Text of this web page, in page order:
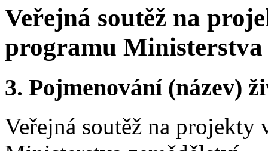
Veřejná soutěž na
programu Ministerstva
3. Pojmenování (název)
Veřejná soutěž na